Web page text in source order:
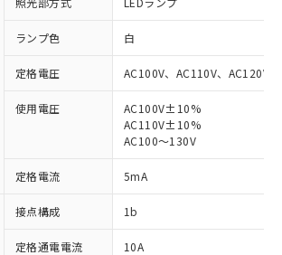
ランプ色 白
定格電圧 AC100V、AC110V、AC120V
使用電圧
AC100V±10%
AC110V±10%
AC100～130V
定格電流 5mA
接点構成 1b
定格通電電流 10A
条件
状況
み：EU RoHS指令（10物質）の
対応した製品が提供可能な商品で
EU RoHS指令（10物質）の非含
した製品に切り替える予定のある